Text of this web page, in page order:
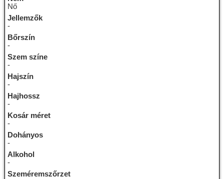
Nő
Jellemzők
-
Bőrszín
-
Szem színe
-
Hajszín
-
Hajhossz
-
Kosár méret
-
Dohányos
-
Alkohol
-
Szeméremszőrzet